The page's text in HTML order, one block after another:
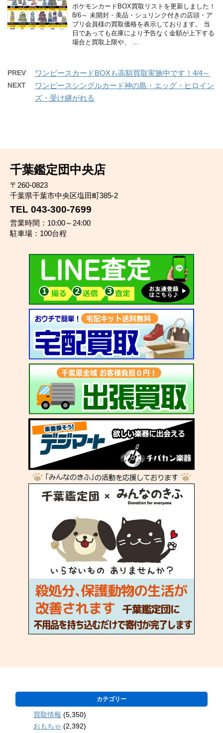
ポケモンカードBOX買取リストを更新しました！
8/6～ 未開封・美品・シュリンク付きの店頭・ア
プリ会員様の買取価格を表示しております。 当
日であっても在庫により予告なく金額が上下する
場合と買取上限や、 …
PREV ワンピースカードBOXも高額買取実施中です！4/4～
NEXT
ワンピースシングルカード神の島・エッグ・ヒロイン
ズ・受け継がれる
千葉鑑定団中央店
〒260-0823
千葉県千葉市中央区塩田町385-2
TEL 043-300-7699
営業時間：10:00～24:00
駐車場：100台程
カテゴリー
買取情報 (5,350)
おもちゃ (2,392)